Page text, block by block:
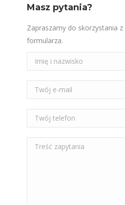
Masz pytania?
Zapraszamy do skorzystania
formularza.